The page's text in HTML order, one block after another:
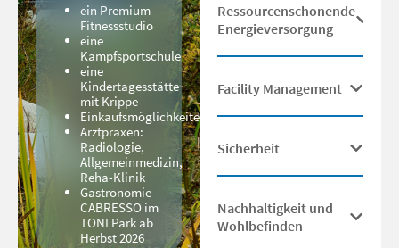
ein Premium
Fitnessstudio
eine
Kampfsportschule
eine
Kindertagesstätte
mit Krippe
Einkaufsmöglichkeiten
Arztpraxen:
Radiologie,
Allgemeinmedizin,
Reha-Klinik
Gastronomie
CABRESSO im
TONI Park ab
Herbst 2026
Ressourcenschonende
Energieversorgung
Facility Management
Sicherheit
Nachhaltigkeit und
Wohlbefinden